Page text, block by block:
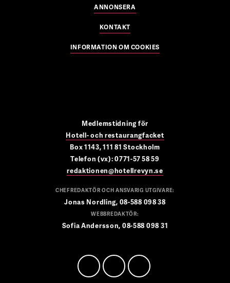
ANNONSERA
KONTAKT
INFORMATION OM COOKIES
Medlemstidning för
Hotell- och restaurangfacket
Box 1143, 111 81 Stockholm
Telefon (vx): 0771-57 58 59
redaktionen@hotellrevyn.se
CHEFREDAKTÖR OCH ANSVARIG UTGIVARE:
Jonas Nordling, 08-588 098 38
WEBBREDAKTÖR:
Sofia Andersson, 08-588 098 31